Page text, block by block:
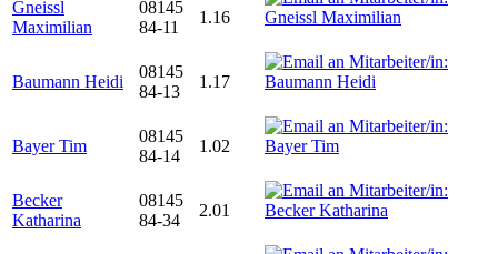
Gneissl
Maximilian
08145
84-11
1.16
Baumann Heidi
08145
84-13
1.17
Bayer Tim
08145
84-14
1.02
Becker
Katharina
08145
84-34
2.01